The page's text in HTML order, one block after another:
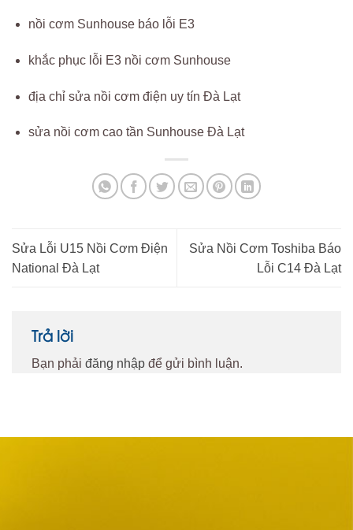
nồi cơm Sunhouse báo lỗi E3
khắc phục lỗi E3 nồi cơm Sunhouse
địa chỉ sửa nồi cơm điện uy tín Đà Lạt
sửa nồi cơm cao tần Sunhouse Đà Lạt
Sửa Lỗi U15 Nồi Cơm Điện
National Đà Lạt
Sửa Nồi Cơm Toshiba Báo
Lỗi C14 Đà Lạt
Trả lời
Bạn phải đăng nhập để gửi bình luận.